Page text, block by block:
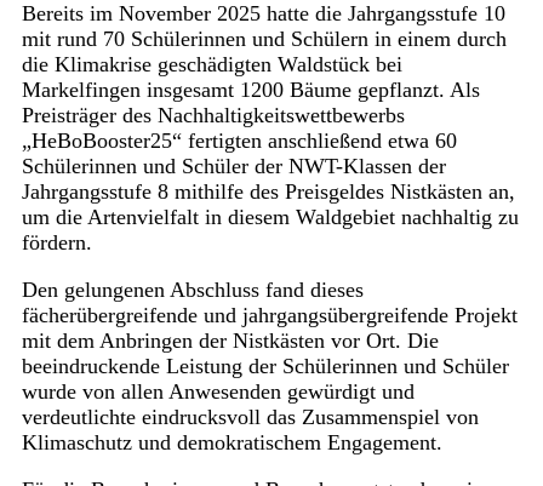
Bereits im November 2025 hatte die Jahrgangsstufe 10
mit rund 70 Schülerinnen und Schülern in einem durch
die Klimakrise geschädigten Waldstück bei
Markelfingen insgesamt 1200 Bäume gepflanzt. Als
Preisträger des Nachhaltigkeitswettbewerbs
„HeBoBooster25“ fertigten anschließend etwa 60
Schülerinnen und Schüler der NWT-Klassen der
Jahrgangsstufe 8 mithilfe des Preisgeldes Nistkästen an,
um die Artenvielfalt in diesem Waldgebiet nachhaltig zu
fördern.
Den gelungenen Abschluss fand dieses
fächerübergreifende und jahrgangsübergreifende Projekt
mit dem Anbringen der Nistkästen vor Ort. Die
beeindruckende Leistung der Schülerinnen und Schüler
wurde von allen Anwesenden gewürdigt und
verdeutlichte eindrucksvoll das Zusammenspiel von
Klimaschutz und demokratischem Engagement.